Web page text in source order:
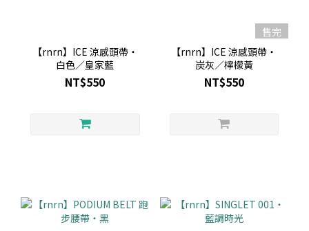
【rnrn】ICE 涼感頭帶・
白色／皇家藍
NT$550
售完
【rnrn】ICE 涼感頭帶・
炭灰／檸檬黃
NT$550